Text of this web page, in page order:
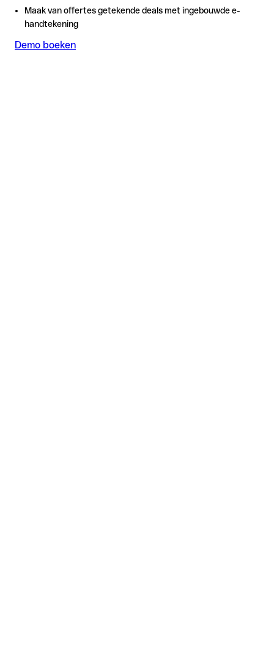
Maak van offertes getekende deals met ingebouwde e-
handtekening
Demo boeken